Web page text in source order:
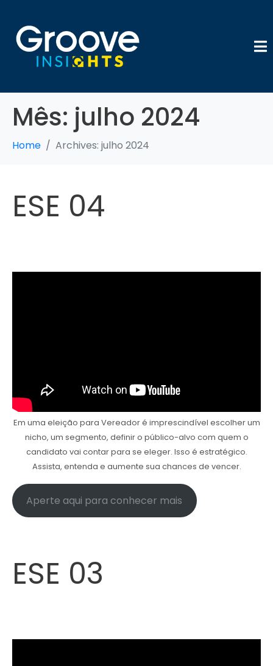
Mês: julho 2024
Home Archives: julho 2024
ESE 04
Em uma eleição para Vereador é imprescindível escolher um
nicho, um segmento, definir o público-alvo com quem o
candidato vai contar para se eleger. Isso é estratégico.
Assista, entenda e aumente sua chances de vencer.
Aperte aqui para conhecer mais
ESE 03